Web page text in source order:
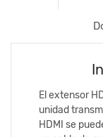
El extensor
unidad
HDMI se